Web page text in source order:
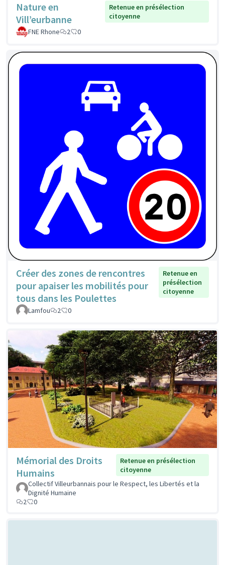
Nature en
Vill’eurbanne
Retenue en présélection
citoyenne
FNE Rhone
2 0
Créer des zones de rencontres
pour apaiser les mobilités pour
tous dans les Poulettes
Retenue en
présélection
citoyenne
Lamfou 2 0
Mémorial des Droits
Humains
Retenue en présélection
citoyenne
Collectif Villeurbannais pour le Respect, les Libertés et la
Dignité Humaine
2
0